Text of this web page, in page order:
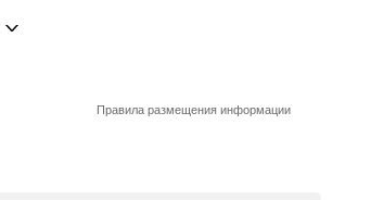
Правила размещения информации